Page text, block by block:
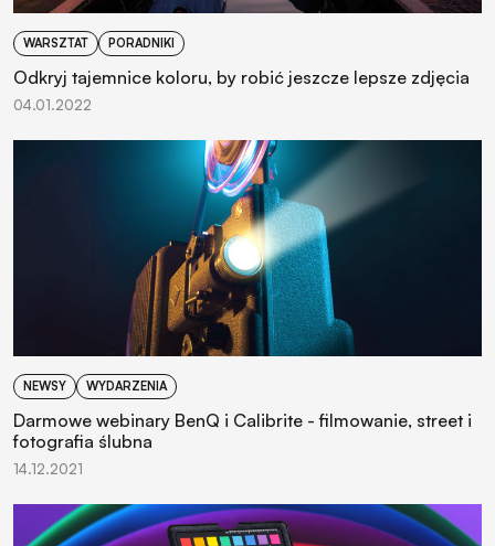
WARSZTAT PORADNIKI
Odkryj tajemnice koloru, by robić jeszcze lepsze zdjęcia
04.01.2022
NEWSY WYDARZENIA
Darmowe webinary BenQ i Calibrite - filmowanie, street i
fotografia ślubna
14.12.2021